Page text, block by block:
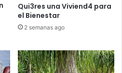
Qui3res una Viviend4 para
el Bienestar
2 semanas ago